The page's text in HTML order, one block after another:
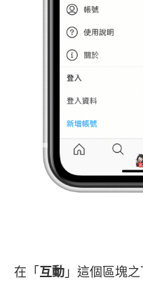
在「 互動 」這個區塊